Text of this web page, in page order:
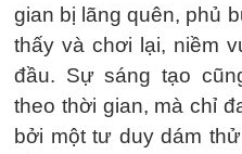
gian bị lãng quên, phủ
thấy và chơi lại, niềm
đầu. Sự sáng tạo
theo thời gian, mà chỉ
bởi một tư duy dám